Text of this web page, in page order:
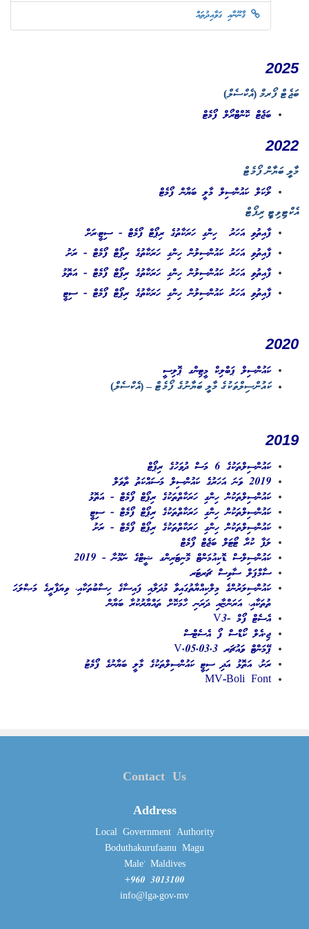
ޤާނޫނާއި ގަވާއިދުތައް
2025
ބަޖެޓް ފޯރމް (އެކްސެލް)
ބަޖެޓް ކޮންޓްރޯލް ފޯމެޓް
2022
މާލީ ބަޔާން ފޯމެޓް
ލޯކަލް ކައުންސިލް މާލީ ބަޔާން ފޯމެޓް
އެކްޓިވިޓީ ރިޕޯޓް
ފާއިތުވި އަހަރު ހިންގި ހަރަކާތުގެ ރިޕޯޓް ފޯމެޓް - ސިޓީ،ރަށް
ފާއިތުވި އަހަރު ކައުންސިލުން ހިންގި ހަރަކާތުގެ ރިޕޯޓް ފޯމެޓް - ރަށު
ފާއިތުވި އަހަރު ކައުންސިލުން ހިންގި ހަރަކާތުގެ ރިޕޯޓް ފޯމެޓް - އަތޮޅު
ފާއިތުވި އަހަރު ކައުންސިލުން ހިންގި ހަރަކާތުގެ ރިޕޯޓް ފޯމެޓް - ސިޓީ
2020
ކައުންސިލް ޕަބްލިކް މީޓިންގ ޕޮލިސީ
ކައުންސިލްތަކުގެ މާލީ ބަޔާނުގެ ފޯމެޓް – (އެކްސެލް)
2019
ކައުންސިލްތަކުގެ 6 މަސް ދުވަހުގެ ރިޕޯޓް
2019 ވަނަ އަހަރުގެ ކައުންސިލް މަސައްކަތު ތާވަލް
ކައުންސިލްތަކުން ހިންގި ހަރަކާތްތަކުގެ ރިޕޯޓް ފޯމެޓް - އަތޮޅު
ކައުންސިލްތަކުން ހިންގި ހަރަކާތްތަކުގެ ރިޕޯޓް ފޯމެޓް - ސިޓީ
ކައުންސިލްތަކުން ހިންގި ހަރަކާތްތަކުގެ ރިޕޯޓް ފޯމެޓް - ރަށު
ލަފާ ކުރާ ޓޯޓަލް ބަޖެޓް ފޯމެޓް
ކައުންސިލްސް ޑޮކިއުމަންޓް މޮނިޓަރިންގ ޝީޓްގެ ނަމޫނާ - 2019
ސާމްޕަލް ސާވިސް ޗަރޓަރ
ކައުންސިލަރުންގެ މިލްކިއްޔާތުގައިވާ މުދަލާއި ފައިސާގެ ހިސާބުތަކާއި، ވިޔަފާރީގެ މަޞްލަޙަ
ތުތަކާއި، އަރަންޏާއި ދަރަނި ހާމަކޮށް ތައްޔާރުކުރާ ބަޔާން
އެސެޓް ފޯމް -V3
ޖި.އެލް ކޯޑްސް ފޯ އެސެޓްސް
ޕޭމަންޓް ވައުޗަރ V.05.03.3
ރަށު، އަތޮޅު އަދި ސިޓީ ކައުންސިލްތަކުގެ މާލީ ބަޔާނުގެ ފޯމެޓު
MV-Boli Font
Contact Us
Address
Local Government Authority
Boduthakurufaanu Magu
Male' Maldives
+960 3013100
info@lga.gov.mv